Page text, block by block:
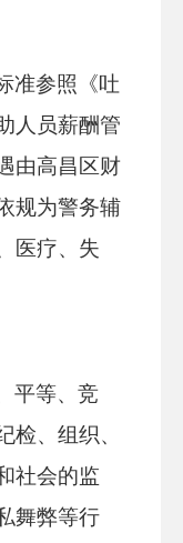
准参照《吐
人员薪酬管
由高昌区财
规为警务辅
医疗、失
平等、竞
检、组织、
社会的监
舞弊等行